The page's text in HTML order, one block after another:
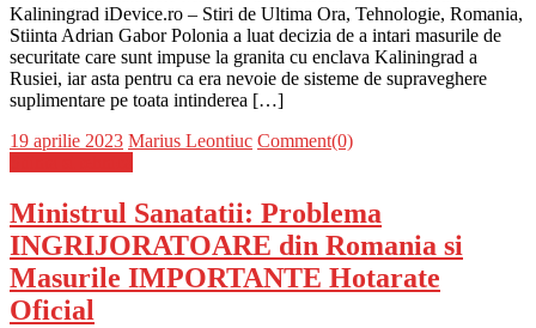
Kaliningrad iDevice.ro – Stiri de Ultima Ora, Tehnologie, Romania,
Stiinta Adrian Gabor Polonia a luat decizia de a intari masurile de
securitate care sunt impuse la granita cu enclava Kaliningrad a
Rusiei, iar asta pentru ca era nevoie de sisteme de supraveghere
suplimentare pe toata intinderea […]
Posted
19 aprilie 2023 Author
Marius Leontiuc Comment(0)
Ministrul Sanatatii: Problema
INGRIJORATOARE din Romania si
Masurile IMPORTANTE Hotarate
Oficial